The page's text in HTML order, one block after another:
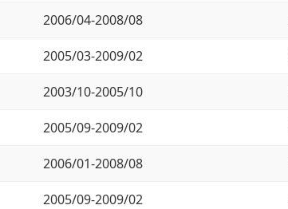
2006/04-2008/08
2005/03-2009/02
2003/10-2005/10
2005/09-2009/02
2006/01-2008/08
2005/09-2009/02